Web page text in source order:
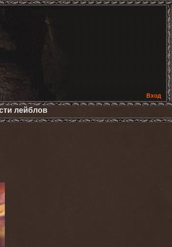
Вход
лейблов